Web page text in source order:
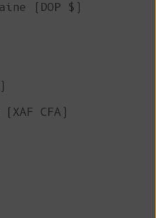
(DOP $)
CFA)